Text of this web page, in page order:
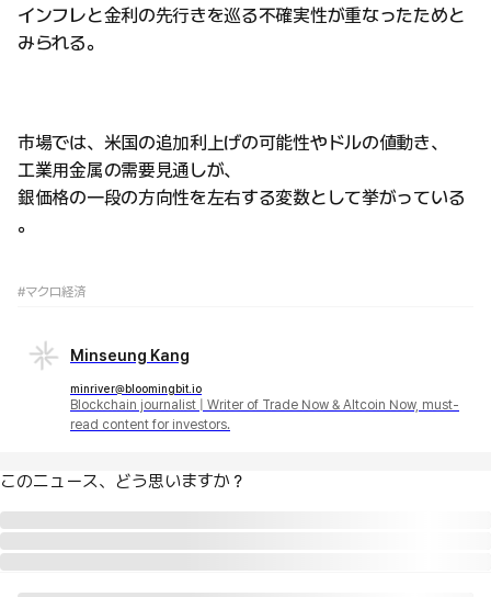
インフレと金利の先行きを巡る不確実性が重なったためと
みられる。
市場では、米国の追加利上げの可能性やドルの値動き、
工業用金属の需要見通しが、
銀価格の一段の方向性を左右する変数として挙がっている
。
#マクロ経済
Minseung Kang
minriver@bloomingbit.io
Blockchain journalist | Writer of Trade Now & Altcoin Now, must-
read content for investors.
このニュース、どう思いますか？